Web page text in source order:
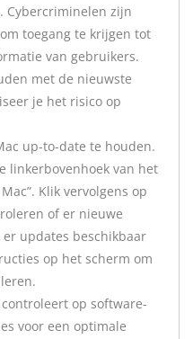
Cybercriminelen zijn
toegang te krijgen tot
van gebruikers.
met de nieuwste
je het risico op
up-to-date te houden.
linkerbovenhoek van het
Klik vervolgens op
of er nieuwe
updates beschikbaar
op het scherm om
op software-
voor een optimale